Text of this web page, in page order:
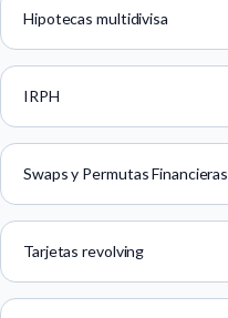
Hipotecas multidivisa
IRPH
Swaps y Permutas Financieras
Tarjetas revolving